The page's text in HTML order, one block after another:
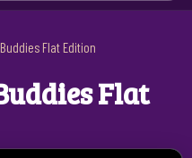
Flat Edition
Flat